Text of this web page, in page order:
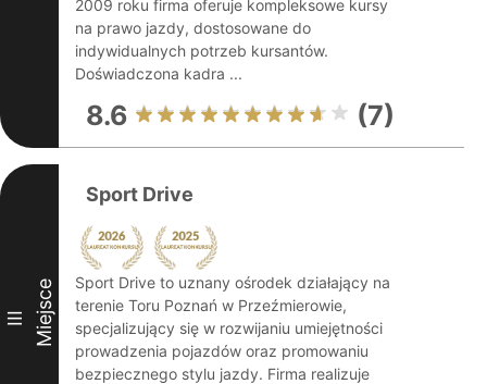
2009 roku firma oferuje kompleksowe kursy
na prawo jazdy, dostosowane do
indywidualnych potrzeb kursantów.
Doświadczona kadra ...
8.6 (7)
III Miejsce
Sport Drive
Sport Drive to uznany ośrodek działający na
terenie Toru Poznań w Przeźmierowie,
specjalizujący się w rozwijaniu umiejętności
prowadzenia pojazdów oraz promowaniu
bezpiecznego stylu jazdy. Firma realizuje